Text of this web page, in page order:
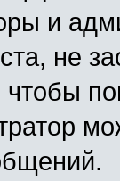
и
не
чтобы